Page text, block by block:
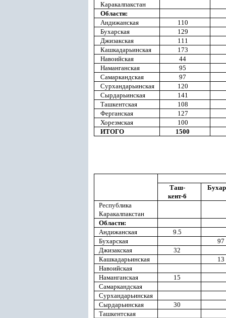
Каракалпакстан
Области:
Андижанская
110
Бухарская
129
Джизакская
111
Кашкадарьинская
173
Навоийская
44
Наманганская
95
Самаркандская
97
Сурхандарьинская
120
Сырдарьинская
141
Ташкентская
108
Ферганская
127
Хорезмская
100
ИТОГО
1500
Таш-
кент-6
Республика
Каракалпакстан
Области:
Андижанская
9.5
Бухарская
97
Джизакская
32
Кашкадарьинская
13
Навоийская
Наманганская
15
Самаркандская
Сурхандарьинская
Сырдарьинская
30
Ташкентская